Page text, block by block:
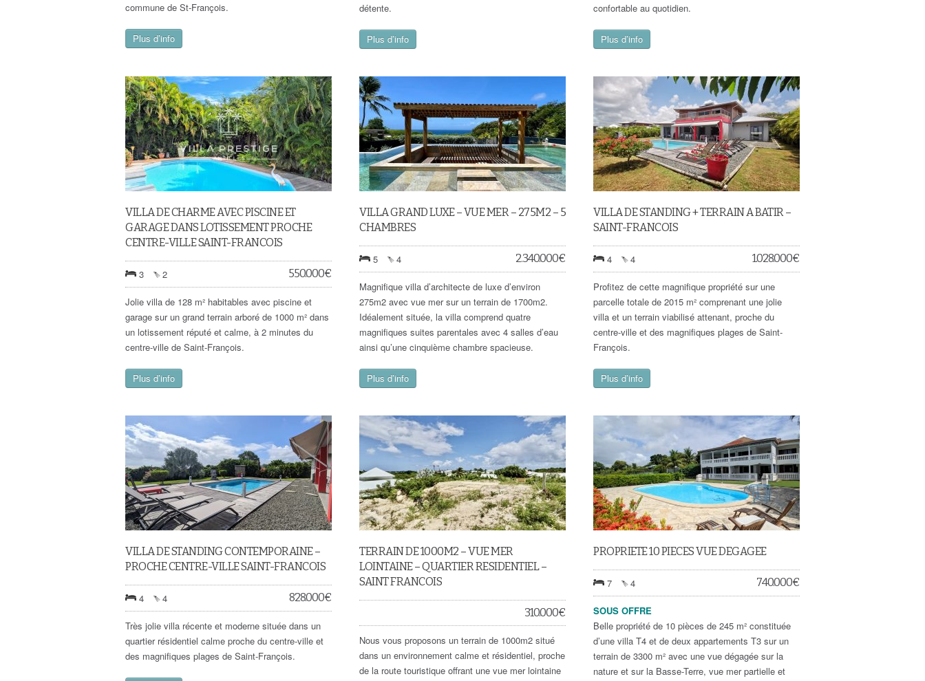
commune de St-François.
Plus d’info
détente.
Plus d’info
confortable au quotidien.
Plus d’info
VILLA DE CHARME AVEC PISCINE ET
GARAGE DANS LOTISSEMENT PROCHE
CENTRE-VILLE SAINT-FRANCOIS
3 2 550.000€
Jolie villa de 128 m² habitables avec piscine et
garage sur un grand terrain arboré de 1000 m² dans
un lotissement réputé et calme, à 2 minutes du
centre-ville de Saint-François.
Plus d’info
VILLA GRAND LUXE – VUE MER – 275M2 – 5
CHAMBRES
5 4 2.340.000€
Magnifique villa d’architecte de luxe d’environ
275m2 avec vue mer sur un terrain de 1700m2.
Idéalement située, la villa comprend quatre
magnifiques suites parentales avec 4 salles d’eau
ainsi qu’une cinquième chambre spacieuse.
Plus d’info
VILLA DE STANDING + TERRAIN A BATIR –
SAINT-FRANCOIS
4 4 1.028.000€
Profitez de cette magnifique propriété sur une
parcelle totale de 2015 m² comprenant une jolie
villa et un terrain viabilisé attenant, proche du
centre-ville et des magnifiques plages de Saint-
François.
Plus d’info
VILLA DE STANDING CONTEMPORAINE –
PROCHE CENTRE-VILLE SAINT-FRANCOIS
4 4 828.000€
Très jolie villa récente et moderne située dans un
quartier résidentiel calme proche du centre-ville et
des magnifiques plages de Saint-François.
TERRAIN DE 1000M2 – VUE MER
LOINTAINE – QUARTIER RESIDENTIEL –
SAINT FRANCOIS
310.000€
Nous vous proposons un terrain de 1000m2 situé
dans un environnement calme et résidentiel, proche
de la route touristique offrant une vue mer lointaine
PROPRIETE 10 PIECES VUE DEGAGEE
7 4 740.000€
SOUS OFFRE
Belle propriété de 10 pièces de 245 m² constituée
d’une villa T4 et de deux appartements T3 sur un
terrain de 3300 m² avec une vue dégagée sur la
nature et sur la Basse-Terre, vue mer partielle et